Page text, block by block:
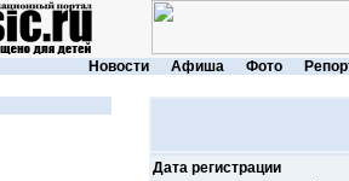
Новости Афиша Фото
Дата регистрации